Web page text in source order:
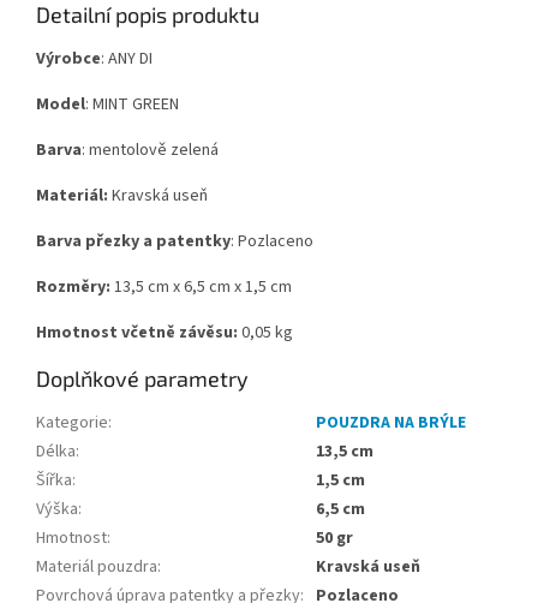
Detailní popis produktu
Výrobce: ANY DI
Model: MINT GREEN
Barva: mentolově zelená
Materiál: Kravská useň
Barva přezky a patentky: Pozlaceno
Rozměry: 13,5 cm x 6,5 cm x 1,5 cm
Hmotnost včetně závěsu: 0,05 kg
Doplňkové parametry
Kategorie:
POUZDRA NA BRÝLE
Délka:
13,5 cm
Šířka:
1,5 cm
Výška:
6,5 cm
Hmotnost:
50 gr
Materiál pouzdra:
Kravská useň
Povrchová úprava patentky a přezky: Pozlaceno